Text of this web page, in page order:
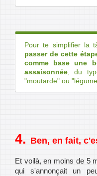
Pour te simplifier la
passer de cette
comme base une
assaisonnée, du
"moutarde" ou
Ben, en fait,
Et voilà, en moins de 5
qui s'annonçait un